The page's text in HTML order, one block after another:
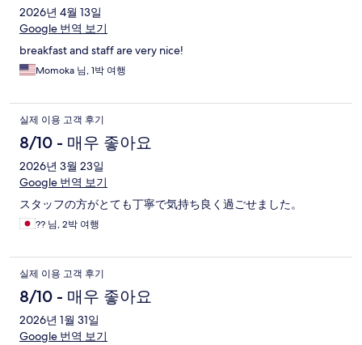
2026년 4월 13일
Google 번역 보기
breakfast and staff are very nice!
Momoka 님, 1박 여행
실제 이용 고객 후기
8/10 - 매우 좋아요
2026년 3월 23일
Google 번역 보기
スタッフの方がとても丁寧で気持ち良く過ごせました。
?? 님, 2박 여행
실제 이용 고객 후기
8/10 - 매우 좋아요
2026년 1월 31일
Google 번역 보기